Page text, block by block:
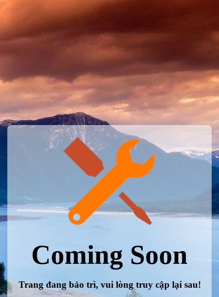
Coming Soon
Trang đang bảo trì, vui lòng truy cập lại sau!